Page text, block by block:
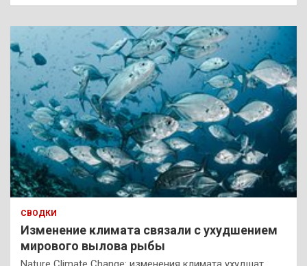
СВОДКИ
Изменение климата связали с ухудшением
мирового вылова рыбы